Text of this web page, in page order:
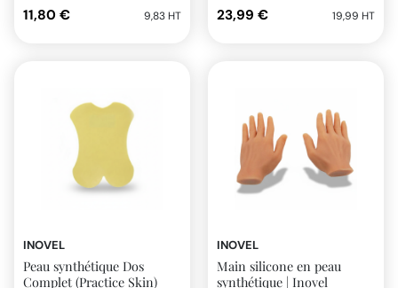
11,80 € 9,83 HT 23,99 € 19,99 HT
INOVEL
Peau synthétique Dos
Complet (Practice Skin)
INOVEL
Main silicone en peau
synthétique | Inovel